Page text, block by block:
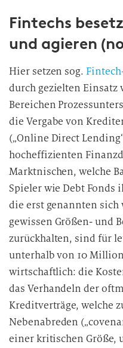
Fintechs
und agieren
Hier setzen sog.
durch gezielten Einsatz
Bereichen
die Vergabe von
(„Online Direct
hocheffizienten
Marktnischen, welche
Spieler wie Debt Fonds
die erst genannten
gewissen Größen- und
zurückhalten, sind für
unterhalb von 10
wirtschaftlich: die
das Verhandeln der
Kreditverträge, welche
Nebenabreden
einer kritischen Größe,